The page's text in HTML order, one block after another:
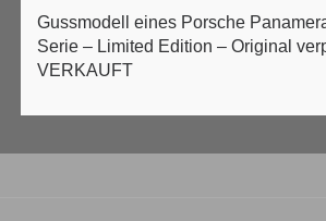
Gussmodell eines Porsche
Serie – Limited Edition – Original
VERKAUFT